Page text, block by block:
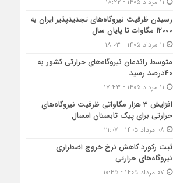
رسیدن ظرفیت نیروگاه‌های تجدیدپذیر ایران به
12000 مگاوات تا پایان سال
متوسط راندمان نیروگاه‌های حرارتی کشور به
40درصد رسید
افزایش 3 هزار مگاواتی ظرفیت نیروگاه‌های
حرارتی برای پیک تابستان امسال
ثبت رکورد کاهش نرخ خروج اضطراری
نیروگاه‌های حرارتی